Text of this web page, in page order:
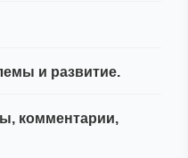
и развитие.
комментарии,